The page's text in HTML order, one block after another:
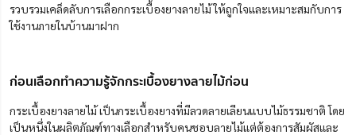
รวบรวมเคล็ดลับการเลือกกระเบื้องยางลายไม้ ให้ถูกใจและเหมาะสมกับการ
ใช้งานภายในบ้านมาฝาก
ก่อนเลือกทำความรู้จักกระเบื้องยางลายไม้ก่อน
กระเบื้องยางลายไม้ เป็นกระเบื้องยางที่มีลวดลายเลียนแบบไม้ธรรมชาติ โดย
เป็นหนึ่งในผลิตภัณฑ์ทางเลือกสำหรับคนชอบลายไม้แต่ต้องการสัมผัสและ